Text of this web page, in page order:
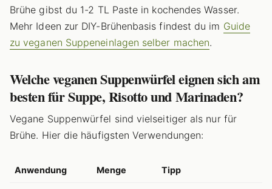
Brühe gibst du 1-2 TL Paste in kochendes Wasser.
Mehr Ideen zur DIY-Brühenbasis findest du im Guide
zu veganen Suppeneinlagen selber machen.
Welche veganen Suppenwürfel eignen sich am
besten für Suppe, Risotto und Marinaden?
Vegane Suppenwürfel sind vielseitiger als nur für
Brühe. Hier die häufigsten Verwendungen:
Anwendung Menge Tipp